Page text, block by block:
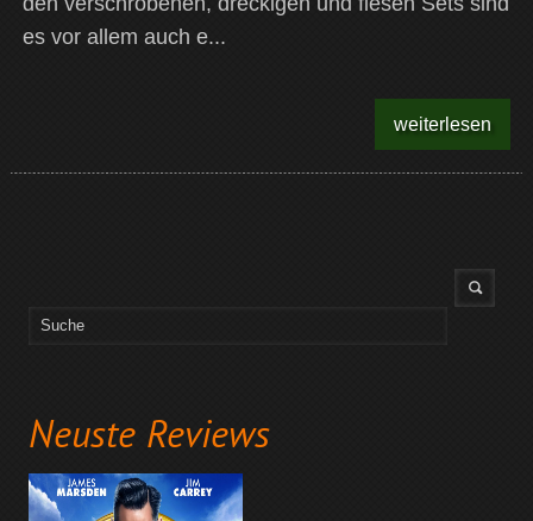
Neuste Reviews
es vor allem auch e...
weiterlesen